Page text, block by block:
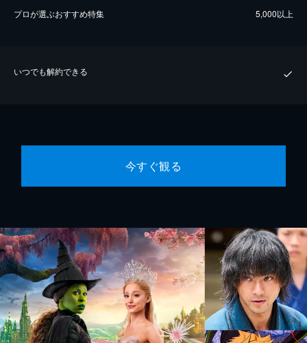
プロが選ぶおすすめ特集 5,000以上
いつでも解約できる
今すぐ観る